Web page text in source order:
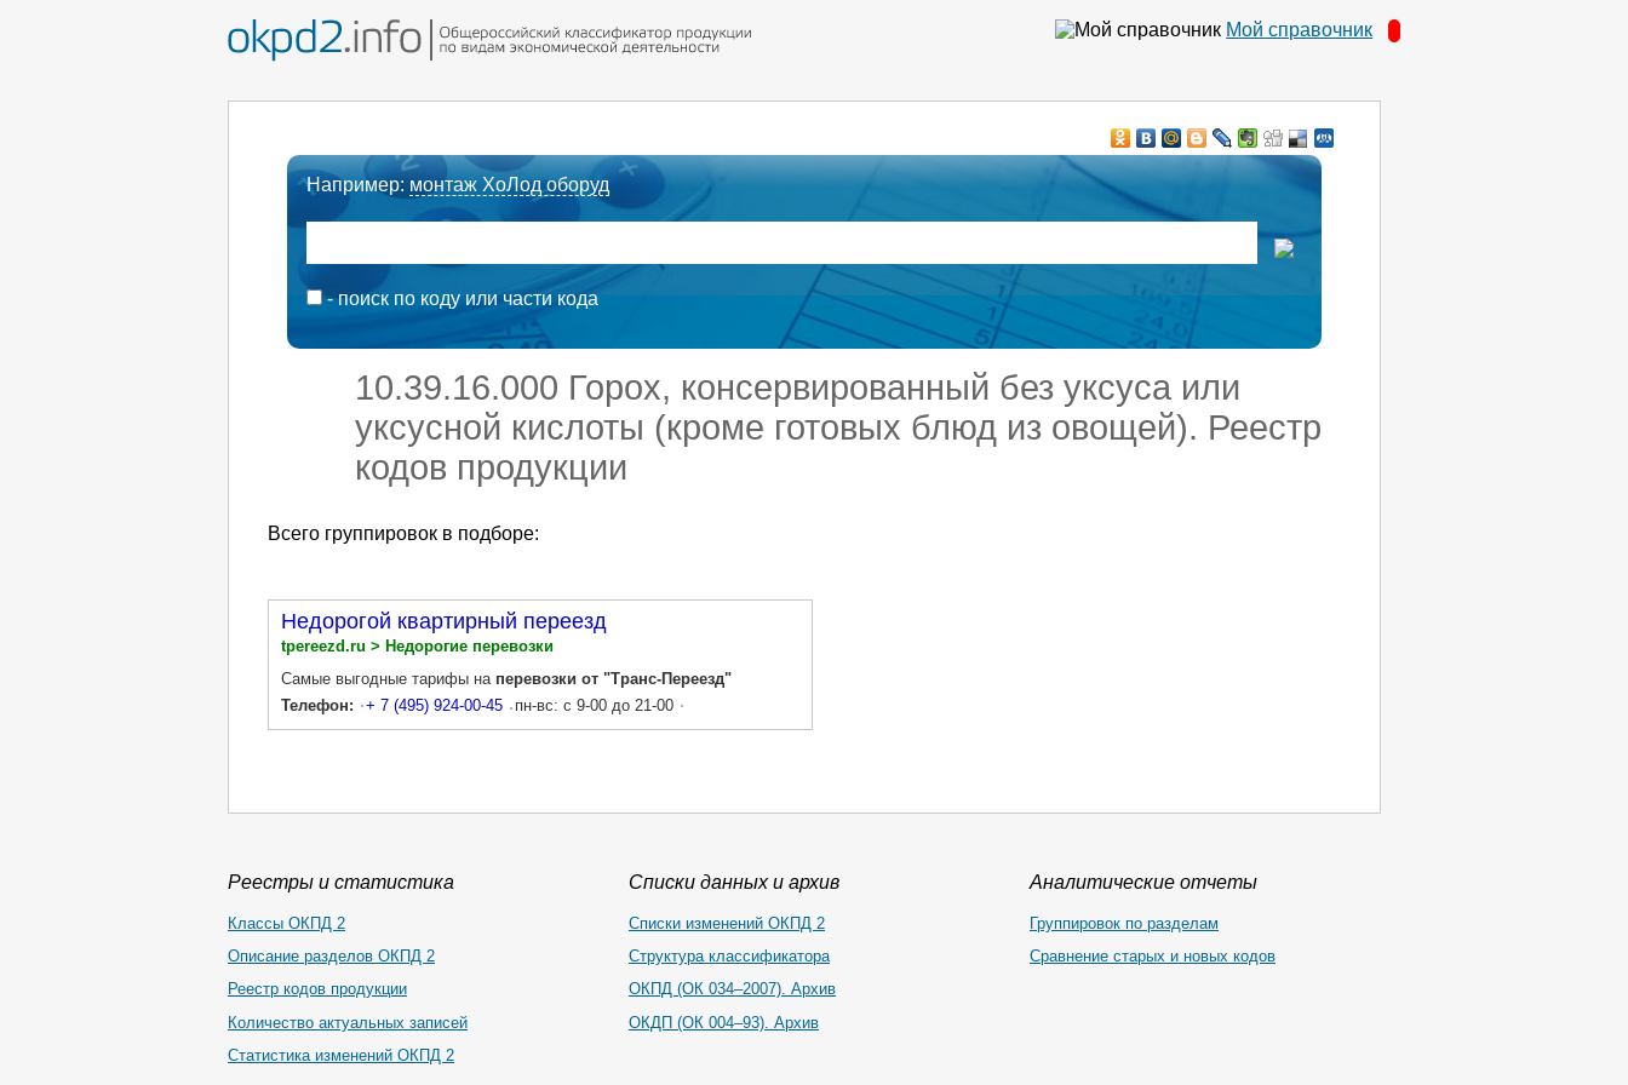
Мой справочник
Например: монтаж ХоЛод оборуд
- поиск по коду или части кода
10.39.16.000 Горох, консервированный без уксуса или
уксусной кислоты (кроме готовых блюд из овощей). Реестр
кодов продукции
Всего группировок в подборе:
Недорогой квартирный переезд
tpereezd.ru > Недорогие перевозки
Самые выгодные тарифы на перевозки от "Транс-Переезд"
Телефон:
+ 7 (495) 924-00-45 пн-вс: с 9-00 до 21-00
Реестры и статистика
Классы ОКПД 2
Описание разделов ОКПД 2
Реестр кодов продукции
Количество актуальных записей
Статистика изменений ОКПД 2
Списки данных и архив
Списки изменений ОКПД 2
Структура классификатора
ОКПД (ОК 034–2007). Архив
ОКДП (ОК 004–93). Архив
Аналитические отчеты
Группировок по разделам
Сравнение старых и новых кодов